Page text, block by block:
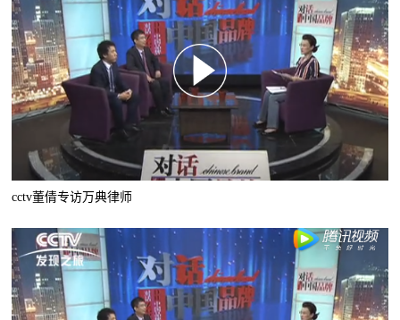
cctv董倩专访万典律师